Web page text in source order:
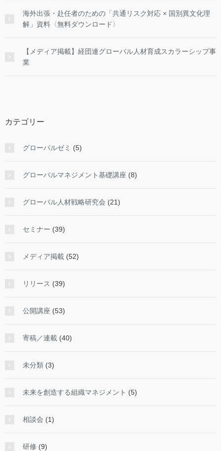
海外出張・赴任者のための「共通リスク対応 × 国別異文化理
解」資料〈無料ダウンロード〉
【メディア掲載】経団連グローバル人材育成スカラーシップ事
業
カテゴリー
グローバルゼミ (5)
グローバルマネジメント基礎講座 (8)
グローバル人材戦略研究会 (21)
セミナー (39)
メディア掲載 (52)
リリース (39)
公開講座 (53)
寄稿／連載 (40)
未分類 (3)
未来を創造する組織マネジメント (5)
相談会 (1)
研修 (9)